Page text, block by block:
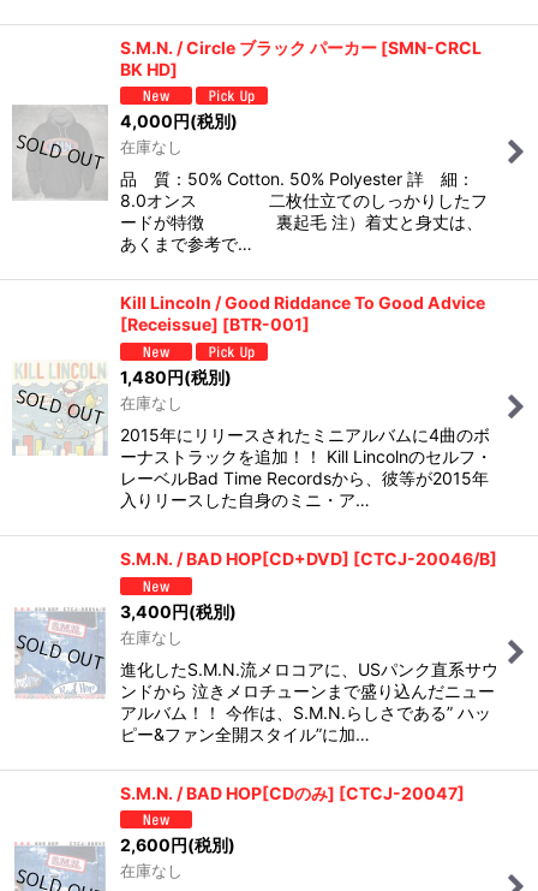
S.M.N. / Circle ブラック パーカー [SMN-CRCL
BK HD]
4,000円(税別)
在庫なし
品 質：50% Cotton. 50% Polyester 詳 細：
8.0オンス 二枚仕立てのしっかりしたフ
ードが特徴 裏起毛 注）着丈と身丈は、
あくまで参考で…
Kill Lincoln / Good Riddance To Good Advice
[Receissue] [BTR-001]
1,480円(税別)
在庫なし
2015年にリリースされたミニアルバムに4曲のボ
ーナストラックを追加！！ Kill Lincolnのセルフ・
レーベルBad Time Recordsから、彼等が2015年
入りリースした自身のミニ・ア…
S.M.N. / BAD HOP[CD+DVD] [CTCJ-20046/B]
3,400円(税別)
在庫なし
進化したS.M.N.流メロコアに、USパンク直系サウ
ンドから 泣きメロチューンまで盛り込んだニュー
アルバム！！ 今作は、S.M.N.らしさである” ハッ
ピー&ファン全開スタイル”に加…
S.M.N. / BAD HOP[CDのみ] [CTCJ-20047]
2,600円(税別)
在庫なし